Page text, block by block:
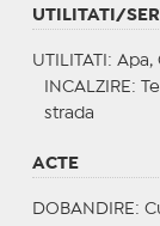
UTILITATI/
UTILITATI : Apa,
INCALZIRE :
strada
ACTE
DOBANDIRE :